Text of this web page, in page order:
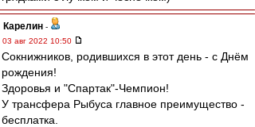
Карелин -
03 авг 2022 10:50
Сокнижников, родившихся в этот день - с Днём
рождения!
Здоровья и "Спартак"-Чемпион!
У трансфера Рыбуса главное преимущество -
бесплатка.